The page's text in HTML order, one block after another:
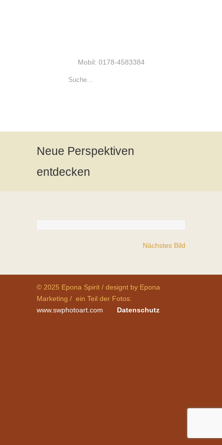
Mobil: 0178-4583384
Neue Perspektiven
entdecken
Nächstes Bild
© 2025 Epona Spirit / designt by Epona
Marketing / ein Teil der Fotos:
www.swphotoart.com
Datenschutz